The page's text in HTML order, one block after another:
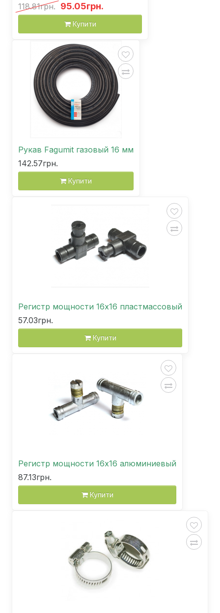
118.81грн. 95.05грн.
Купити
Рукав Fagumit газовый 16 мм
142.57грн.
Купити
Регистр мощности 16х16 пластмассовый
57.03грн.
Купити
Регистр мощности 16х16 алюминиевый
87.13грн.
Купити